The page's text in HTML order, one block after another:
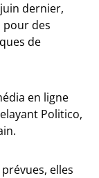
dernier,
pour des
de
en ligne
Politico,
elles